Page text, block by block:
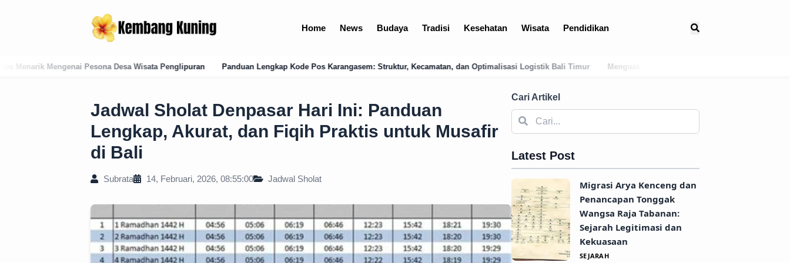
Home News Budaya Tradisi Kesehatan Wisata Pendidikan
Desa Wisata Penglipuran Panduan Lengkap Kode Pos Karangasem: Struktur, Kecamatan, dan Optimalisasi Logistik Bali Timur Menguak Jejak Kuno: Asal-Usul Mitologis dan Hubungan Awal Tabanan
Jadwal Sholat Denpasar Hari Ini: Panduan
Lengkap, Akurat, dan Fiqih Praktis untuk Musafir
di Bali
Subrata 14, Februari, 2026, 08:55:00 Jadwal Sholat
Cari Artikel
Latest Post
Migrasi Arya Kenceng dan
Penancapan Tonggak
Wangsa Raja Tabanan:
Sejarah Legitimasi dan
Kekuasaan
SEJARAH